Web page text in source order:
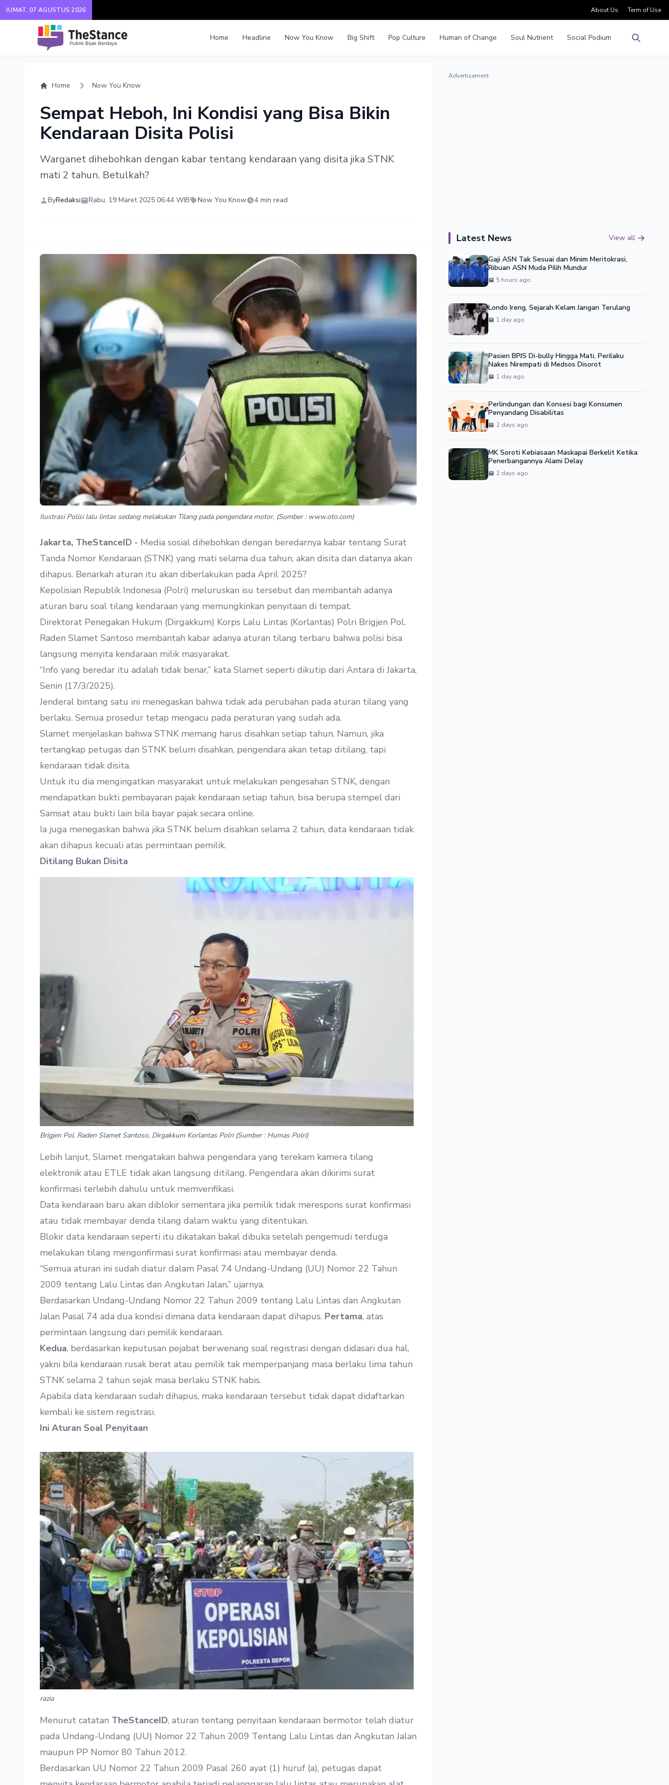
JUMAT, 07 AGUSTUS 2026 About Us Term of Use
Home Headline Now You Know Big Shift Pop Culture Human of Change Soul Nutrient
Social Podium
Home Now You Know
Sempat Heboh, Ini Kondisi yang Bisa Bikin
Kendaraan Disita Polisi
Warganet dihebohkan dengan kabar tentang kendaraan yang disita jika STNK
mati 2 tahun. Betulkah?
ByRedaksi Rabu, 19 Maret 2025 06:44 WIB Now You Know 4 min read
Ilustrasi Polisi lalu lintas sedang melakukan Tilang pada pengendara motor. (Sumber : www.oto.com)
Jakarta, TheStanceID - Media sosial dihebohkan dengan beredarnya kabar tentang Surat
Tanda Nomor Kendaraan (STNK) yang mati selama dua tahun, akan disita dan datanya akan
dihapus. Benarkah aturan itu akan diberlakukan pada April 2025?
Kepolisian Republik Indonesia (Polri) meluruskan isu tersebut dan membantah adanya
aturan baru soal tilang kendaraan yang memungkinkan penyitaan di tempat.
Direktorat Penegakan Hukum (Dirgakkum) Korps Lalu Lintas (Korlantas) Polri Brigjen Pol.
Raden Slamet Santoso membantah kabar adanya aturan tilang terbaru bahwa polisi bisa
langsung menyita kendaraan milik masyarakat.
“Info yang beredar itu adalah tidak benar,” kata Slamet seperti dikutip dari Antara di Jakarta,
Senin (17/3/2025).
Jenderal bintang satu ini menegaskan bahwa tidak ada perubahan pada aturan tilang yang
berlaku. Semua prosedur tetap mengacu pada peraturan yang sudah ada.
Slamet menjelaskan bahwa STNK memang harus disahkan setiap tahun. Namun, jika
tertangkap petugas dan STNK belum disahkan, pengendara akan tetap ditilang, tapi
kendaraan tidak disita.
Untuk itu dia mengingatkan masyarakat untuk melakukan pengesahan STNK, dengan
mendapatkan bukti pembayaran pajak kendaraan setiap tahun, bisa berupa stempel dari
Samsat atau bukti lain bila bayar pajak secara online.
Ia juga menegaskan bahwa jika STNK belum disahkan selama 2 tahun, data kendaraan tidak
akan dihapus kecuali atas permintaan pemilik.
Ditilang Bukan Disita
Brigjen Pol. Raden Slamet Santoso, Dirgakkum Korlantas Polri (Sumber : Humas Polri)
Lebih lanjut, Slamet mengatakan bahwa pengendara yang terekam kamera tilang
elektronik atau ETLE tidak akan langsung ditilang. Pengendara akan dikirimi surat
konfirmasi terlebih dahulu untuk memverifikasi.
Data kendaraan baru akan diblokir sementara jika pemilik tidak merespons surat konfirmasi
atau tidak membayar denda tilang dalam waktu yang ditentukan.
Blokir data kendaraan seperti itu dikatakan bakal dibuka setelah pengemudi terduga
melakukan tilang mengonfirmasi surat konfirmasi atau membayar denda.
“Semua aturan ini sudah diatur dalam Pasal 74 Undang-Undang (UU) Nomor 22 Tahun
2009 tentang Lalu Lintas dan Angkutan Jalan,” ujarnya.
Berdasarkan Undang-Undang Nomor 22 Tahun 2009 tentang Lalu Lintas dan Angkutan
Jalan Pasal 74 ada dua kondisi dimana data kendaraan dapat dihapus. Pertama, atas
permintaan langsung dari pemilik kendaraan.
Kedua, berdasarkan keputusan pejabat berwenang soal registrasi dengan didasari dua hal,
yakni bila kendaraan rusak berat atau pemilik tak memperpanjang masa berlaku lima tahun
STNK selama 2 tahun sejak masa berlaku STNK habis.
Apabila data kendaraan sudah dihapus, maka kendaraan tersebut tidak dapat didaftarkan
kembali ke sistem registrasi.
Ini Aturan Soal Penyitaan
razia
Menurut catatan TheStanceID, aturan tentang penyitaan kendaraan bermotor telah diatur
pada Undang-Undang (UU) Nomor 22 Tahun 2009 Tentang Lalu Lintas dan Angkutan Jalan
maupun PP Nomor 80 Tahun 2012.
Berdasarkan UU Nomor 22 Tahun 2009 Pasal 260 ayat (1) huruf (a), petugas dapat
Advertisement
Latest News View all
Gaji ASN Tak Sesuai dan Minim Meritokrasi,
Ribuan ASN Muda Pilih Mundur
5 hours ago
Londo Ireng, Sejarah Kelam Jangan Terulang
1 day ago
Pasien BPJS Di-bully Hingga Mati, Perilaku
Nakes Nirempati di Medsos Disorot
1 day ago
Perlindungan dan Konsesi bagi Konsumen
Penyandang Disabilitas
2 days ago
MK Soroti Kebiasaan Maskapai Berkelit Ketika
Penerbangannya Alami Delay
2 days ago